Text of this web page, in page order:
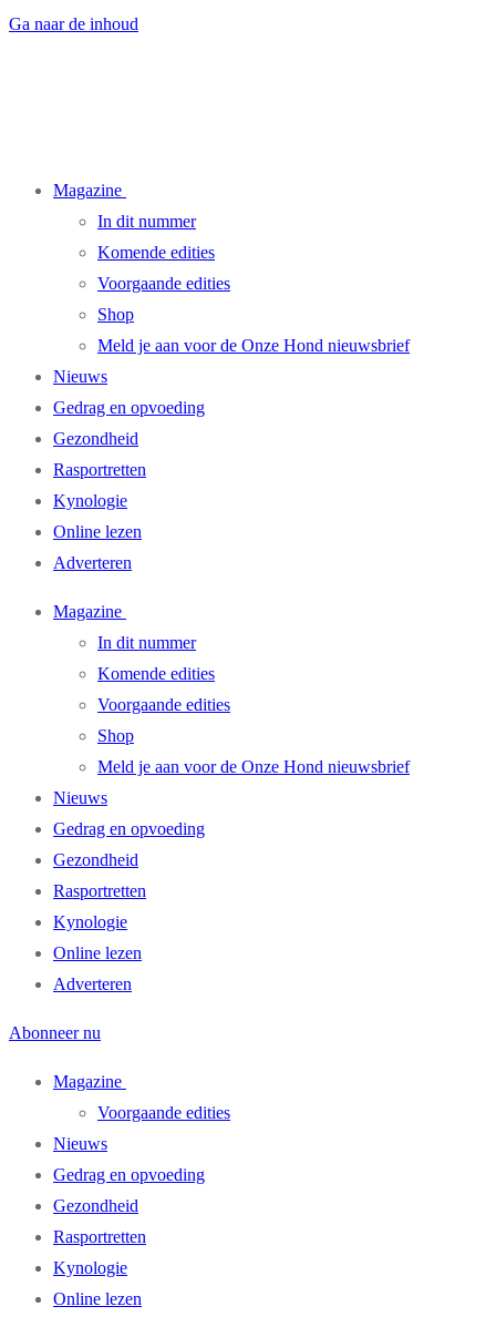
Ga naar de inhoud
Magazine
In dit nummer
Komende edities
Voorgaande edities
Shop
Meld je aan voor de Onze Hond nieuwsbrief
Nieuws
Gedrag en opvoeding
Gezondheid
Rasportretten
Kynologie
Online lezen
Adverteren
Magazine
In dit nummer
Komende edities
Voorgaande edities
Shop
Meld je aan voor de Onze Hond nieuwsbrief
Nieuws
Gedrag en opvoeding
Gezondheid
Rasportretten
Kynologie
Online lezen
Adverteren
Abonneer nu
Magazine
Voorgaande edities
Nieuws
Gedrag en opvoeding
Gezondheid
Rasportretten
Kynologie
Online lezen